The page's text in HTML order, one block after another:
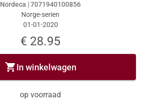
Nordeca |7071940100856
Norge-serien
01-01-2020
€ 28.95
shopping_cartIn winkelwagen
op voorraad